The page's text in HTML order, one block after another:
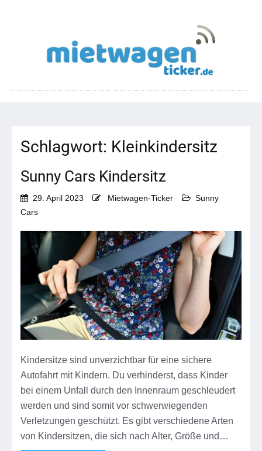
Schlagwort: Kleinkindersitz
Sunny Cars Kindersitz
29. April 2023 Mietwagen-Ticker
Sunny
Cars
Kindersitze sind unverzichtbar für eine sichere
Autofahrt mit Kindern. Du verhinderst, dass Kinder
bei einem Unfall durch den Innenraum geschleudert
werden und sind somit vor schwerwiegenden
Verletzungen geschützt. Es gibt verschiedene Arten
von Kindersitzen, die sich nach Alter, Größe und…